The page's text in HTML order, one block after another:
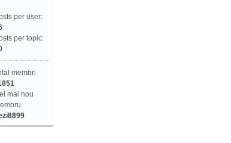
per user:
per topic:
membri
mai nou